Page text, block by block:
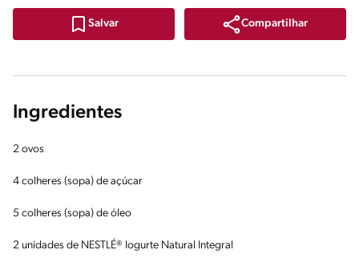
Salvar Compartilhar
Ingredientes
2 ovos
4 colheres (sopa) de açúcar
5 colheres (sopa) de óleo
2 unidades de NESTLÉ® Iogurte Natural Integral